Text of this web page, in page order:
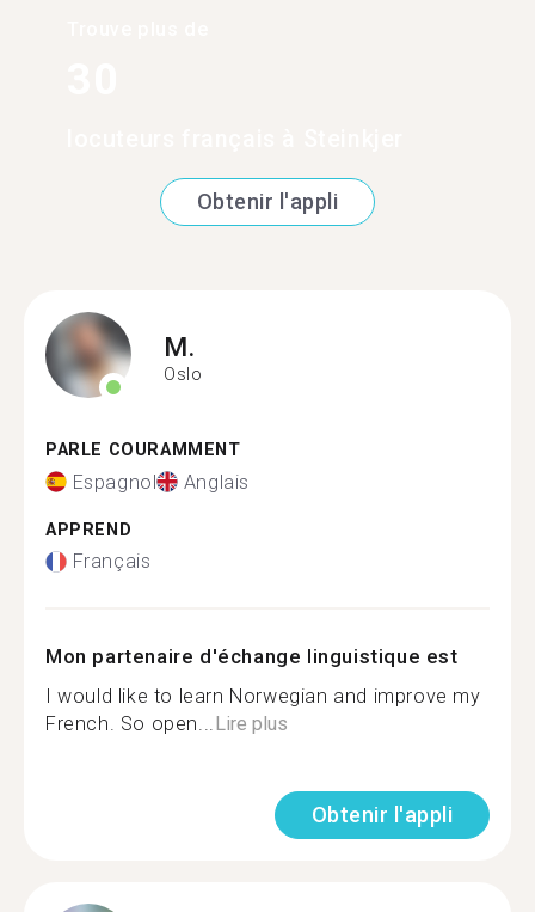
Obtenir l'appli
M.
Oslo
PARLE COURAMMENT
Espagnol Anglais
APPREND
Français
Mon partenaire d'échange linguistique est
I would like to learn Norwegian and improve my
French. So open...Lire plus
Obtenir l'appli